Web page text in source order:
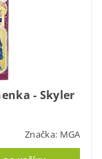
- Skyler
Značka: MGA